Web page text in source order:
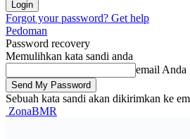
Forgot your password? Get help
Pedoman
Password recovery
Memulihkan kata sandi anda
email Anda
Sebuah kata sandi akan dikirimkan ke
ZonaBMR